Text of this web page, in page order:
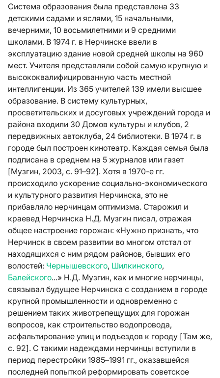
Система образования была представлена 33
детскими садами и яслями, 15 начальными,
вечерними, 10 восьмилетними и 9 средними
школами. В 1974 г. в Нерчинске ввели в
эксплуатацию здание новой средней школы на 960
мест. Учителя представляли собой самую крупную и
высококвалифицированную часть местной
интеллигенции. Из 365 учителей 139 имели высшее
образование. В систему культурных,
просветительских и досуговых учреждений города и
района входили 30 Домов культуры и клубов, 2
передвижных автоклуба, 24 библиотеки. В 1974 г. в
городе был построен кинотеатр. Каждая семья была
подписана в среднем на 5 журналов или газет
[Музгин, 2003, с. 91–92]. Хотя в 1970-е гг.
происходило ускорение социально-экономического
и культурного развития Нерчинска, это не
прибавляло нерчинцам оптимизма. Старожил и
краевед Нерчинска Н.Д. Музгин писал, отражая
общее настроение горожан: «Нужно признать, что
Нерчинск в своем развитии во многом отстал от
находящихся с ним рядом районов, бывших его
волостей: Чернышевского, Шилкинского,
Балейского...» Н.Д. Музгин, как и многие нерчинцы,
связывал будущее Нерчинска с созданием в городе
крупной промышленности и одновременно с
решением таких животрепещущих для горожан
вопросов, как строительство водопровода,
асфальтирование улиц и подъездов к городу [Там же,
с. 92]. С такими надеждами нерчинцы вступили в
период перестройки 1985–1991 гг., оказавшейся
последней попыткой реформировать советское